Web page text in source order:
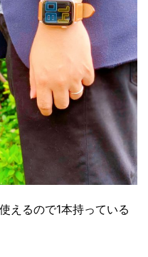
えるので1本持っている